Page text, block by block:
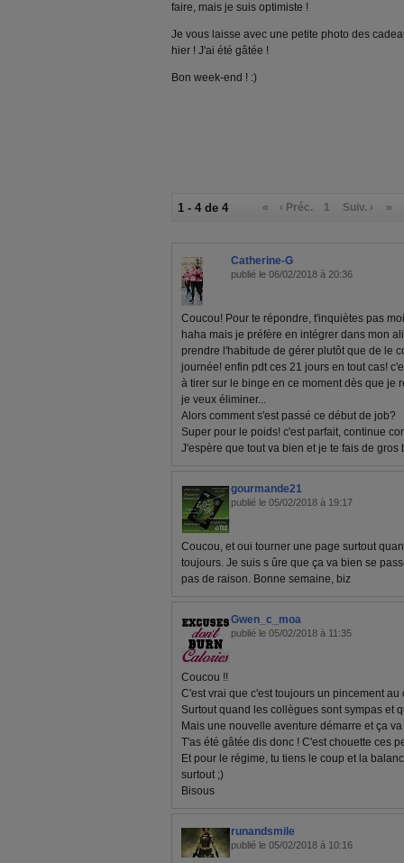
faire, mais je suis optimiste !
Je vous laisse avec une petite photo des
hier ! J'ai été gâtée !
Bon week-end ! :)
1 - 4 de 4 « ‹ Préc. 1 Suiv. › »
Catherine-G
publié le 06/02/2018 à 20:36
Coucou! Pour te répondre, t'inquiètes pas
haha mais je préfère en intégrer dans mon
prendre l'habitude de gérer plutôt que de le
journée! enfin pdt ces 21 jours en tout cas!
à tirer sur le binge en ce moment dès que je
je veux éliminer...
Alors comment s'est passé ce début de job?
Super pour le poids! c'est parfait, continue
J'espère que tout va bien et je te fais de gros
gourmande21
publié le 05/02/2018 à 19:17
Coucou, et oui tourner une page surtout
toujours. Je suis s ûre que ça va bien se
pas de raison. Bonne semaine, biz
Gwen_c_moa
publié le 05/02/2018 à 11:35
Coucou !!
C'est vrai que c'est toujours un pincement
Surtout quand les collègues sont sympas et
Mais une nouvelle aventure démarre et ça
T'as été gâtée dis donc ! C'est chouette ces
Et pour le régime, tu tiens le coup et la
surtout ;)
Bisous
runandsmile
publié le 05/02/2018 à 10:16